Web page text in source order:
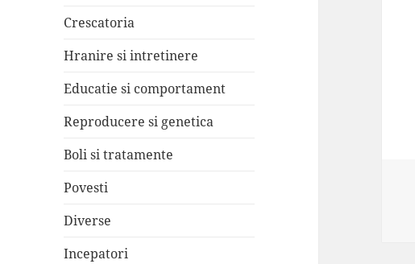
Crescatoria
Hranire si intretinere
Educatie si comportament
Reproducere si genetica
Boli si tratamente
Povesti
Diverse
Incepatori